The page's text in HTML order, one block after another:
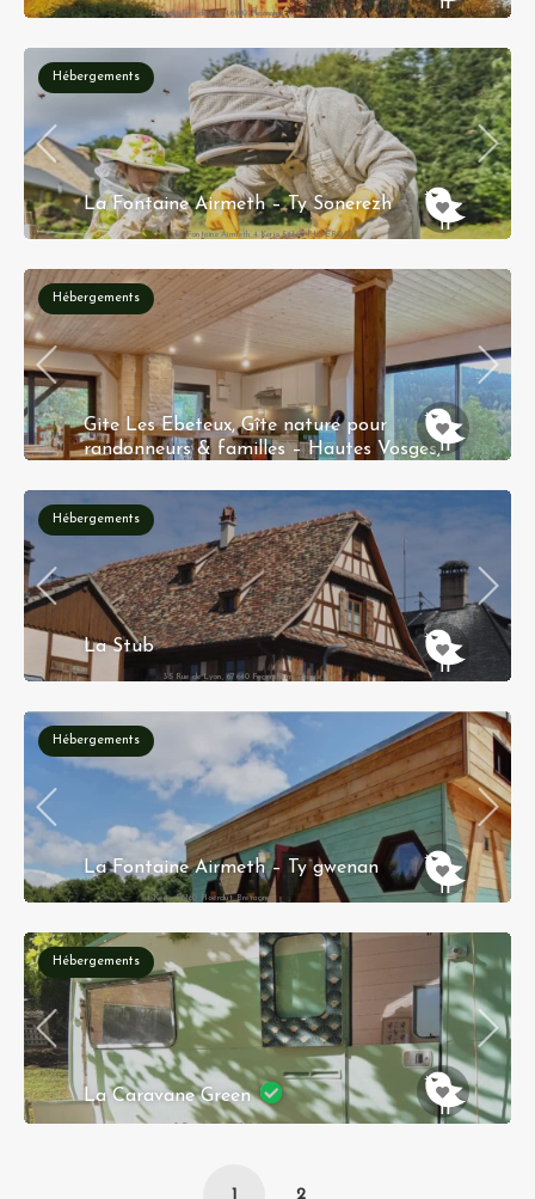
Lieu-dit Escudeyrie, 46100 Planioles
Hébergements
La Fontaine Airmeth – Ty Sonerezh
La Fontaine Airmeth 4 Kerio 56160 PLOËRDUT
Hébergements
Gite Les Ebeteux, Gîte nature pour
randonneurs & familles – Hautes Vosges,
7 Route des Ebeteux, 88230 Fraize
Hébergements
La Stub
35 Rue de Lyon, 67640 Fegersheim, Alsace
Hébergements
La Fontaine Airmeth – Ty gwenan
4 Kerio 56160 Ploërdut, Bretagne
Hébergements
La Caravane Green
93 Grande Rue, 25720 Avanne-Aveney, France
1 2